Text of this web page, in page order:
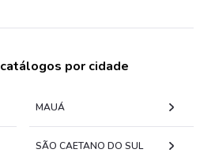
por cidade
MAUÁ
SÃO CAETANO DO SUL